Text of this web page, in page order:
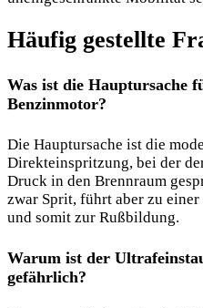
Häufig gestellte
Was ist die Hauptursache
Benzinmotor?
Die Hauptursache ist die
Direkteinspritzung, bei der
Druck in den Brennraum
zwar Sprit, führt aber zu
und somit zur Rußbildung.
Warum ist der
gefährlich?